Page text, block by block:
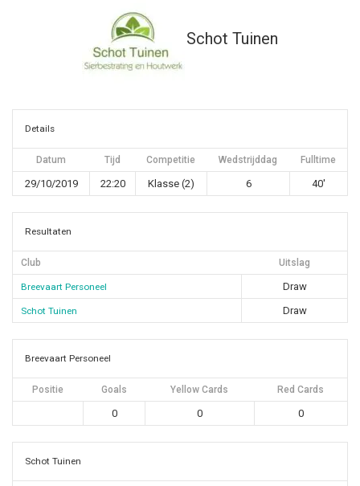
Schot Tuinen
Details
Datum Tijd Competitie Wedstrijddag Fulltime
29/10/2019 22:20 Klasse (2) 6 40'
Resultaten
Club Uitslag
Breevaart Personeel Draw
Schot Tuinen Draw
Breevaart Personeel
Positie Goals Yellow Cards Red Cards
0 0 0
Schot Tuinen